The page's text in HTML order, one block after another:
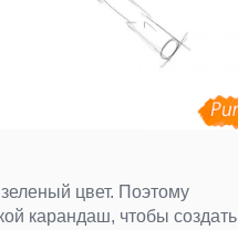
цвет. Поэтому
карандаш, чтобы создать